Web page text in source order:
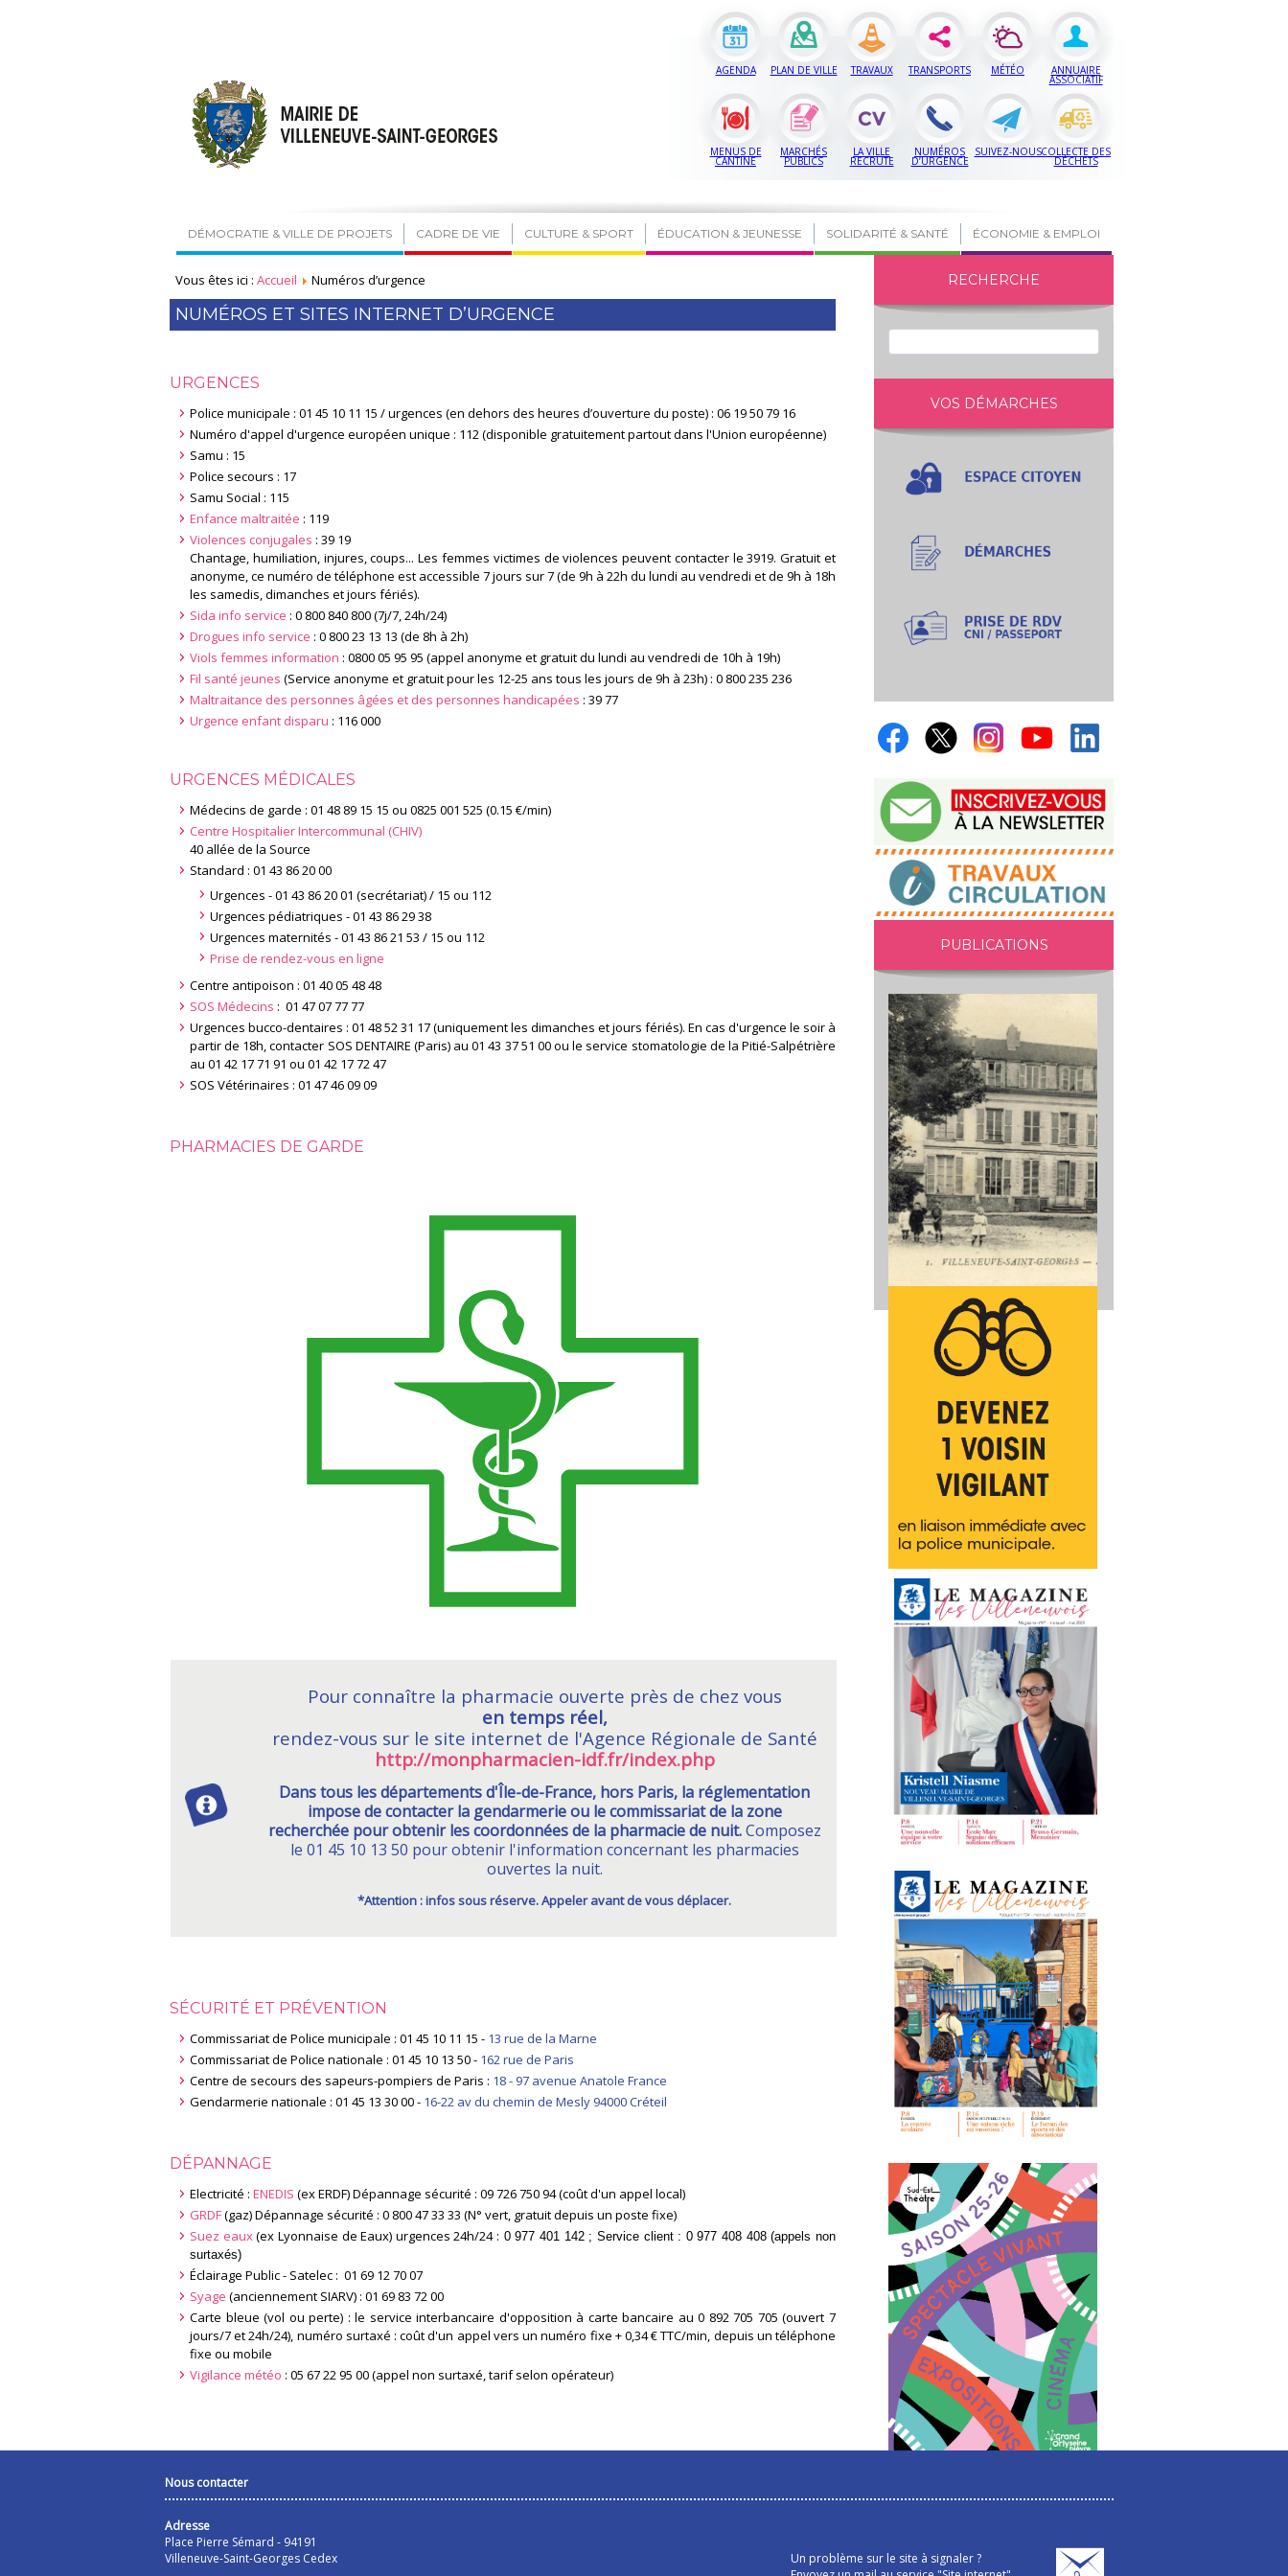
AGENDA PLAN DE VILLE TRAVAUX TRANSPORTS MÉTÉO ANNUAIRE
ASSOCIATIF
MENUS DE
CANTINE
MARCHÉS
PUBLICS
LA VILLE
RECRUTE
NUMÉROS
D’URGENCE
SUIVEZ-NOUSCOLLECTE DES
DÉCHETS
DÉMOCRATIE & VILLE DE PROJETS CADRE DE VIE CULTURE & SPORT ÉDUCATION & JEUNESSE SOLIDARITÉ & SANTÉ ÉCONOMIE & EMPLOI
Vous êtes ici : Accueil Numéros d’urgence
NUMÉROS ET SITES INTERNET D’URGENCE
URGENCES
Police municipale : 01 45 10 11 15 / urgences (en dehors des heures d’ouverture du poste) : 06 19 50 79 16
Numéro d'appel d'urgence européen unique : 112 (disponible gratuitement partout dans l'Union européenne)
Samu : 15
Police secours : 17
Samu Social : 115
Enfance maltraitée : 119
Violences conjugales : 39 19
Chantage, humiliation, injures, coups... Les femmes victimes de violences peuvent contacter le 3919. Gratuit et
anonyme, ce numéro de téléphone est accessible 7 jours sur 7 (de 9h à 22h du lundi au vendredi et de 9h à 18h
les samedis, dimanches et jours fériés).
Sida info service : 0 800 840 800 (7j/7, 24h/24)
Drogues info service : 0 800 23 13 13 (de 8h à 2h)
Viols femmes information : 0800 05 95 95 (appel anonyme et gratuit du lundi au vendredi de 10h à 19h)
Fil santé jeunes (Service anonyme et gratuit pour les 12-25 ans tous les jours de 9h à 23h) : 0 800 235 236
Maltraitance des personnes âgées et des personnes handicapées : 39 77
Urgence enfant disparu : 116 000
URGENCES MÉDICALES
Médecins de garde : 01 48 89 15 15 ou 0825 001 525 (0.15 €/min)
Centre Hospitalier Intercommunal (CHIV)
40 allée de la Source
Standard : 01 43 86 20 00
Urgences -01 43 86 20 01 (secrétariat) / 15 ou 112
Urgences pédiatriques -01 43 86 29 38
Urgences maternités - 01 43 86 21 53 / 15 ou 112
Prise de rendez-vous en ligne
Centre antipoison : 01 40 05 48 48
SOS Médecins : 01 47 07 77 77
Urgences bucco-dentaires : 01 48 52 31 17 (uniquement les dimanches et jours fériés). En cas d'urgence le soir à
partir de 18h, contacter SOS DENTAIRE (Paris) au 01 43 37 51 00 ou le service stomatologie de la Pitié-Salpétrière
au 01 42 17 71 91 ou 01 42 17 72 47
SOS Vétérinaires : 01 47 46 09 09
PHARMACIES DE GARDE
Pour connaître la pharmacie ouverte près de chez vous
en temps réel,
rendez-vous sur le site internet de l'Agence Régionale de Santé
http://monpharmacien-idf.fr/index.php
Dans tous les départements d'Île-de-France, hors Paris, la réglementation
impose de contacter la gendarmerie ou le commissariat de la zone
recherchée pour obtenir les coordonnées de la pharmacie de nuit.Composez
le 01 45 10 13 50 pour obtenir l'information concernant les pharmacies
ouvertes la nuit.
*Attention : infos sous réserve. Appeler avant de vous déplacer.
SÉCURITÉ ET PRÉVENTION
Commissariat de Police municipale : 01 45 10 11 15 - 13 rue de la Marne
Commissariat de Police nationale : 01 45 10 13 50 - 162 rue de Paris
Centre de secours des sapeurs-pompiers de Paris : 18 - 97 avenue Anatole France
Gendarmerie nationale : 01 45 13 30 00 - 16-22 av du chemin de Mesly 94000 Créteil
DÉPANNAGE
Electricité : ENEDIS (ex ERDF) Dépannage sécurité : 09 726 750 94 (coût d'un appel local)
GRDF(gaz) Dépannage sécurité : 0 800 47 33 33 (N° vert, gratuit depuis un poste fixe)
Suez eaux(ex Lyonnaise de Eaux) urgences 24h/24 : 0 977 401 142 ; Service client : 0 977 408 408 (appels non
surtaxés)
Éclairage Public - Satelec : 01 69 12 70 07
Syage (anciennement SIARV) : 01 69 83 72 00
Carte bleue (vol ou perte) :le service interbancaire d'opposition à carte bancaire au 0 892 705 705 (ouvert 7
jours/7 et 24h/24), numéro surtaxé : coût d'un appel vers un numéro fixe + 0,34 € TTC/min, depuis un téléphone
fixe ou mobile
Vigilance météo : 05 67 22 95 00(appel non surtaxé, tarif selon opérateur)
RECHERCHE
VOS DÉMARCHES
PUBLICATIONS
Nous contacter
Adresse
Place Pierre Sémard - 94191
Villeneuve-Saint-Georges Cedex
Un problème sur le site à signaler ?